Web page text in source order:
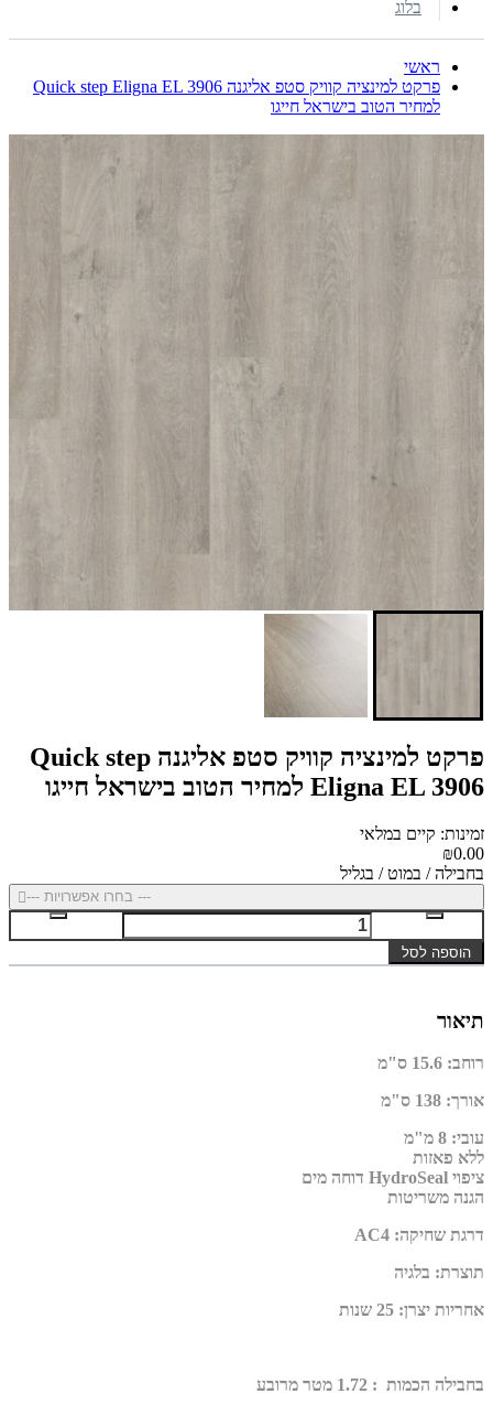
בלוג
ראשי
פרקט למינציה קוויק סטפ אליגנה Quick step Eligna EL 3906
למחיר הטוב בישראל חייגו
פרקט למינציה קוויק סטפ אליגנה Quick step
Eligna EL 3906 למחיר הטוב בישראל חייגו
זמינות: קיים במלאי
₪0.00
בחבילה / במוט / בגליל
--- בחרו אפשרויות ---
הוספה לסל
תיאור
רוחב: 15.6 ס"מ
אורך: 138 ס"מ
עובי: 8 מ"מ
ללא פאזות
ציפוי HydroSeal דוחה מים
הגנה משריטות
דרגת שחיקה:
AC4
תוצרת: בלגיה
אחריות יצרן: 25 שנות
בחבילה הכמות : 1.72 מטר מרובע